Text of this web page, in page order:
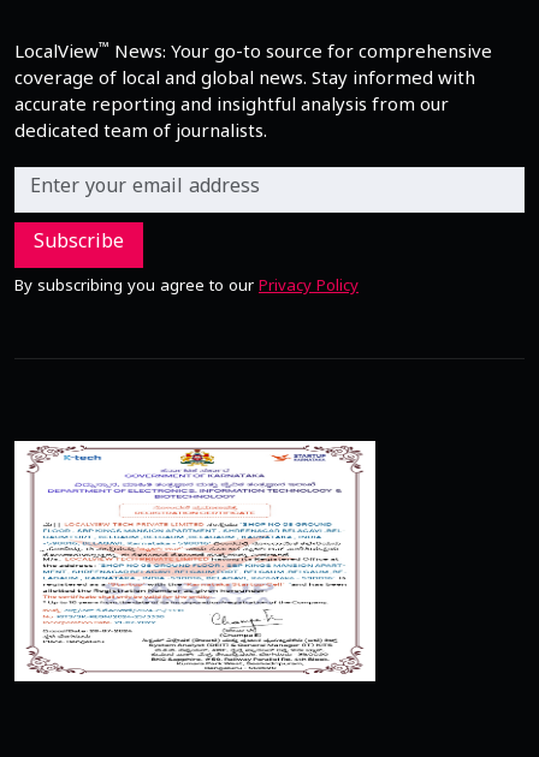
LocalView™ News: Your go-to source for comprehensive
coverage of local and global news. Stay informed with
accurate reporting and insightful analysis from our
dedicated team of journalists.
Subscribe
By subscribing you agree to our Privacy Policy